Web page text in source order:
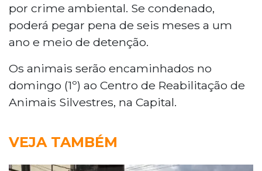
por crime ambiental. Se condenado,
poderá pegar pena de seis meses a um
ano e meio de detenção.
Os animais serão encaminhados no
domingo (1º) ao Centro de Reabilitação de
Animais Silvestres, na Capital.
VEJA TAMBÉM